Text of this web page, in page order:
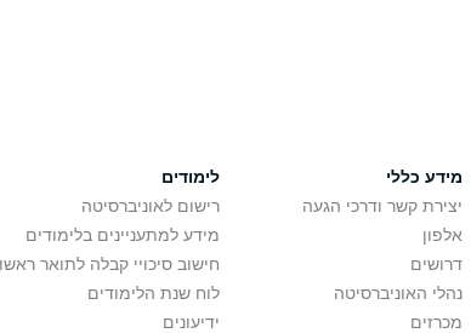
מידע כללי
יצירת קשר ודרכי הגעה
אלפון
דרושים
נהלי האוניברסיטה
מכרזים
לימודים
רישום לאוניברסיטה
מידע למתעניינים בלימודים
חישוב סיכויי קבלה לתואר
לוח שנת הלימודים
ידיעונים